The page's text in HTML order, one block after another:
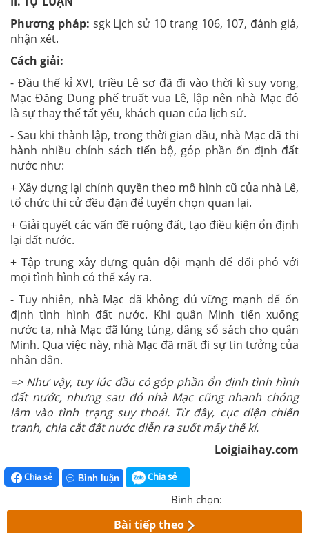
Phương pháp: sgk Lịch sử 10 trang 106, 107, đánh giá,
nhận xét.
Cách giải:
- Đầu thế kỉ XVI, triều Lê sơ đã đi vào thời kì suy vong,
Mạc Đăng Dung phế truất vua Lê, lập nên nhà Mạc đó
là sự thay thế tất yếu, khách quan của lịch sử.
- Sau khi thành lập, trong thời gian đầu, nhà Mạc đã thi
hành nhiều chính sách tiến bộ, góp phần ổn định đất
nước như:
+ Xây dựng lại chính quyền theo mô hình cũ của nhà Lê,
tổ chức thi cử đều đặn để tuyển chọn quan lại.
+ Giải quyết các vấn đề ruộng đất, tạo điều kiện ổn định
lại đất nước.
+ Tập trung xây dựng quân đội mạnh để đối phó với
mọi tình hình có thể xảy ra.
- Tuy nhiên, nhà Mạc đã không đủ vững mạnh để ổn
định tình hình đất nước. Khi quân Minh tiến xuống
nước ta, nhà Mạc đã lúng túng, dâng sổ sách cho quân
Minh. Qua việc này, nhà Mạc đã mất đi sự tin tưởng của
nhân dân.
=>Như vậy, tuy lúc đầu có góp phần ổn định tình hình
đất nước, nhưng sau đó nhà Mạc cũng nhanh chóng
lâm vào tình trạng suy thoái. Từ đây, cục diện chiến
tranh, chia cắt đất nước diễn ra suốt mấy thế kỉ.
Loigiaihay.com
Chia sẻ Bình luận Chia sẻ
Bình chọn:
Bài tiếp theo